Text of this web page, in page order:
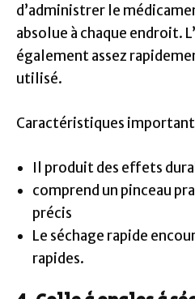
d’administrer le
absolue à chaque endroit.
également assez
utilisé.
Caractéristiques
Il produit des effets
comprend un pinceau
précis
Le séchage rapide
rapides.